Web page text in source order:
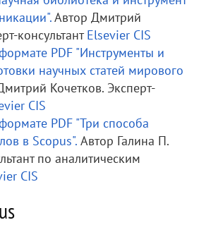
Автор Дмитрий
консультантElsevier CIS
PDF "Инструменты и
научных статей мирового
Кочетков. Эксперт-
CIS
PDF "Три способа
в Scopus". Автор Галина П.
по аналитическим
CIS